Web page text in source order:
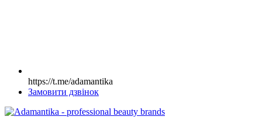
https://t.me/adamantika
Замовити дзвінок